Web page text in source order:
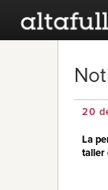
20
La
taller